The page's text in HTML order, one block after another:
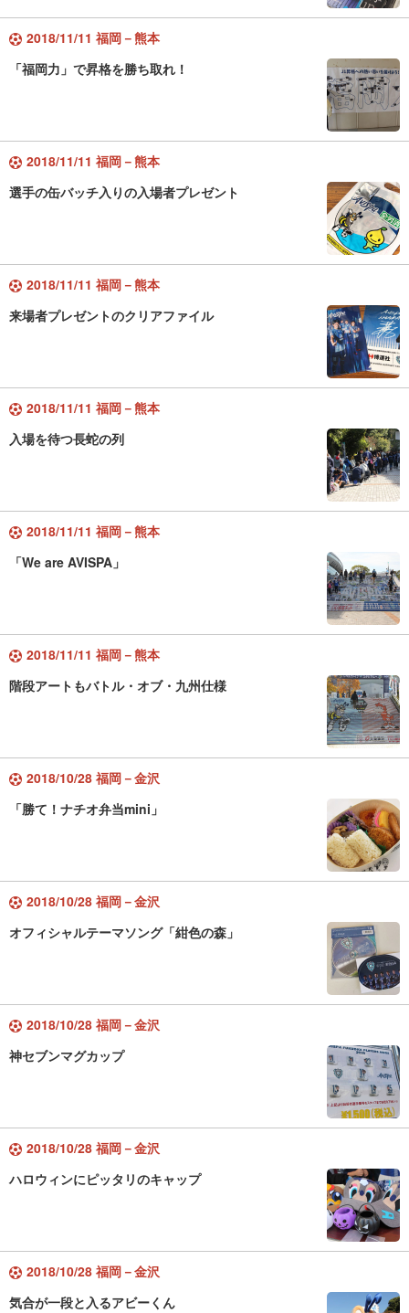
2018/11/11 福岡－熊本
「福岡力」で昇格を勝ち取れ！
2018/11/11 福岡－熊本
選手の缶バッチ入りの入場者プレゼント
2018/11/11 福岡－熊本
来場者プレゼントのクリアファイル
2018/11/11 福岡－熊本
入場を待つ長蛇の列
2018/11/11 福岡－熊本
「We are AVISPA」
2018/11/11 福岡－熊本
階段アートもバトル・オブ・九州仕様
2018/10/28 福岡－金沢
「勝て！ナチオ弁当mini」
2018/10/28 福岡－金沢
オフィシャルテーマソング「紺色の森」
2018/10/28 福岡－金沢
神セブンマグカップ
2018/10/28 福岡－金沢
ハロウィンにピッタリのキャップ
2018/10/28 福岡－金沢
気合が一段と入るアビーくん